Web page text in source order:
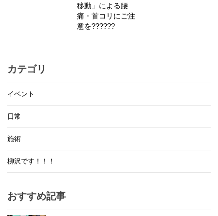
移動」による腰
痛・首コリにご注
意を??????
カテゴリ
イベント
日常
施術
柳沢です！！！
おすすめ記事